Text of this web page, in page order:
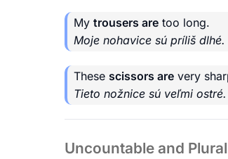
My trousers are too long.
Moje nohavice sú príliš dlhé.
These scissors are very
Tieto nožnice sú veľmi ostré.
Uncountable and